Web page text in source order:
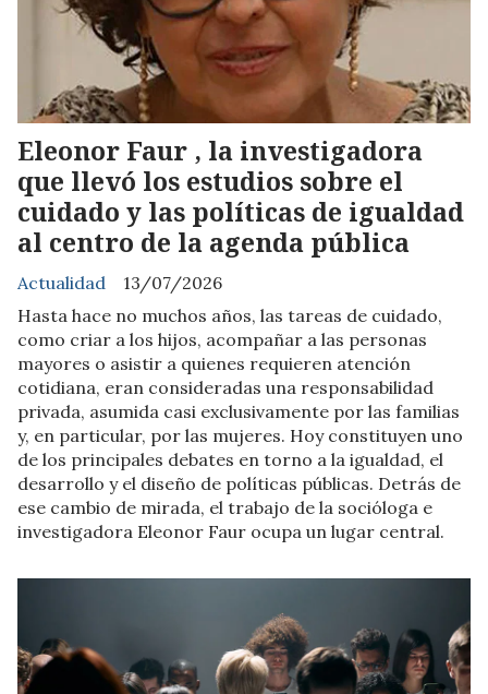
Eleonor Faur , la investigadora
que llevó los estudios sobre el
cuidado y las políticas de igualdad
al centro de la agenda pública
Actualidad
13/07/2026
Hasta hace no muchos años, las tareas de cuidado,
como criar a los hijos, acompañar a las personas
mayores o asistir a quienes requieren atención
cotidiana, eran consideradas una responsabilidad
privada, asumida casi exclusivamente por las familias
y, en particular, por las mujeres. Hoy constituyen uno
de los principales debates en torno a la igualdad, el
desarrollo y el diseño de políticas públicas. Detrás de
ese cambio de mirada, el trabajo de la socióloga e
investigadora Eleonor Faur ocupa un lugar central.